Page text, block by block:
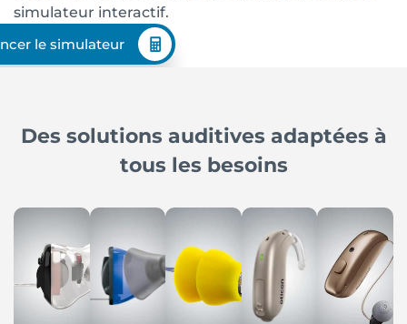
simulateur interactif.
le simulateur
Des solutions auditives adaptées à
tous les besoins